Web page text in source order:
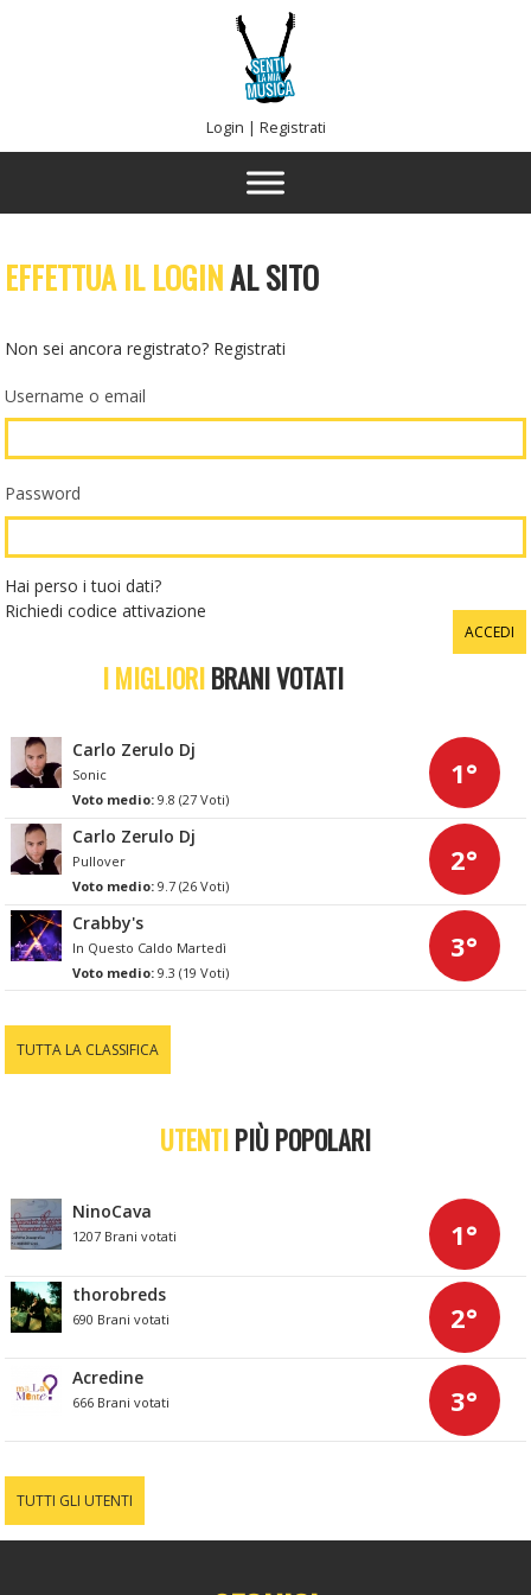
Login | Registrati
EFFETTUA IL LOGINAL SITO
Non sei ancora registrato? Registrati
Username o email
Password
Hai perso i tuoi dati?
Richiedi codice attivazione
I MIGLIORIBRANI VOTATI
Carlo Zerulo Dj
Sonic
Voto medio:9.8 (27 Voti)
1°
Carlo Zerulo Dj
Pullover
Voto medio:9.7 (26 Voti)
2°
Crabby's
In Questo Caldo Martedì
Voto medio:9.3 (19 Voti)
3°
TUTTA LA CLASSIFICA
UTENTIPIÙ POPOLARI
NinoCava
1207 Brani votati 1°
thorobreds
690 Brani votati 2°
Acredine
666 Brani votati 3°
TUTTI GLI UTENTI